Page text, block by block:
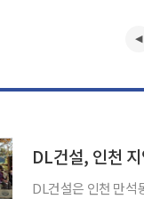
DL건설, 인천
DL건설은 인천 만석